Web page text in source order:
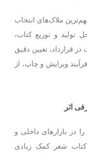
ملاک‌های انتخاب
تولید و توزیع کتاب،
قرارداد، تعیین دقیق
ویرایش و چاپ، از
اثر
در بازارهای داخلی و
کتاب شعر کمک زیادی